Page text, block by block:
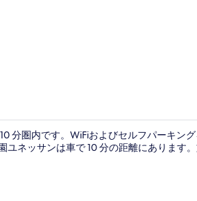
分圏内です。WiFiおよびセルフパーキン
ネッサンは車で 10 分の距離にあります